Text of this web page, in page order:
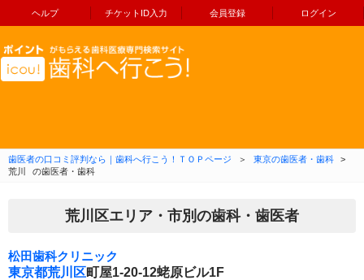
ヘルプ チケットID入力 会員登録 ログイン
コンテンツへ移動
歯医者の口コミ評判なら｜歯科へ行こう！ＴＯＰページ ＞ 東京の歯医者・歯科
>
荒川
の歯医者・歯科
荒川区エリア・市別の歯科・歯医者
松田歯科クリニック
東京都荒川区町屋1-20-12蛯原ビル1F